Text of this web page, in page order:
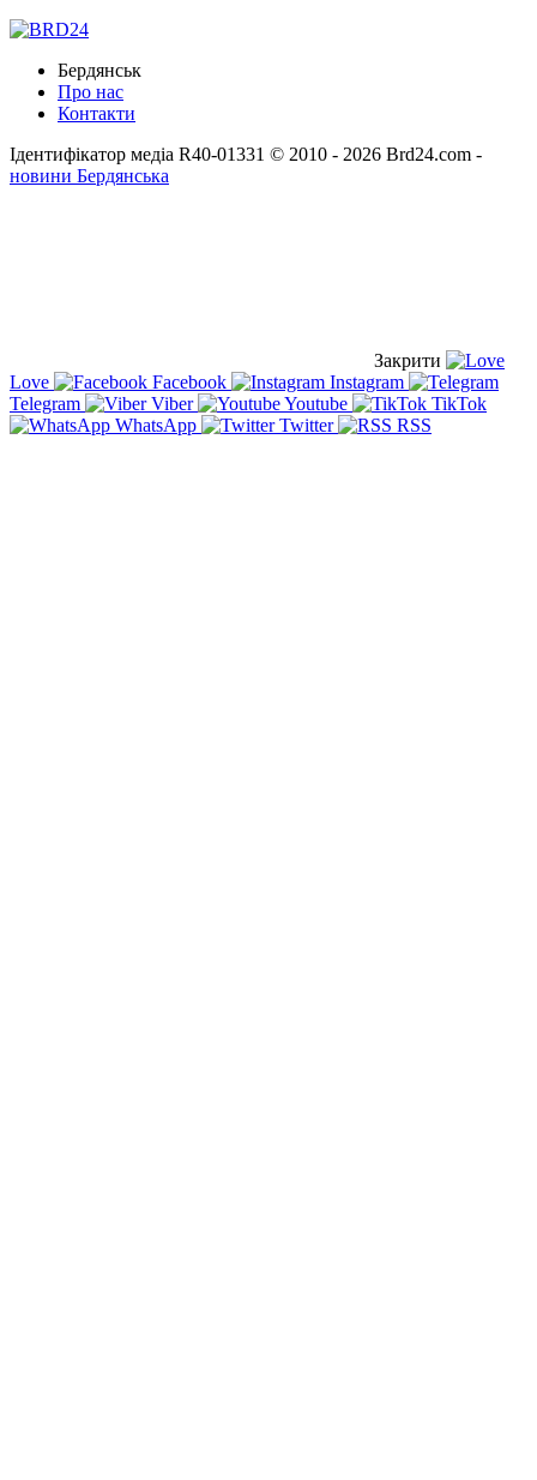
Бердянськ
Про нас
Контакти
Ідентифікатор медіа R40-01331 © 2010 - 2026 Brd24.com -
новини Бердянська
Закрити
Love
Facebook
Instagram
Telegram
Viber Youtube
TikTok
WhatsApp
Twitter RSS